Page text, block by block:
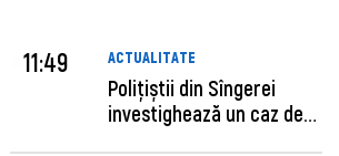
11:49 ACTUALITATE
Polițiștii din Sîngerei
investighează un caz de